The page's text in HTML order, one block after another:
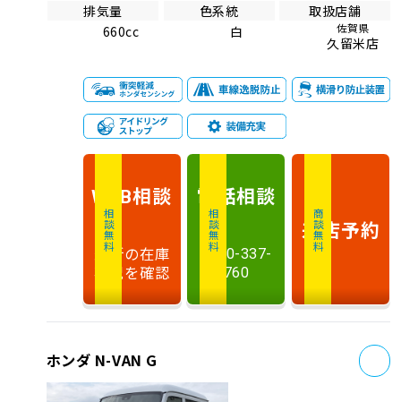
排気量
660cc
色系統
白
取扱店舗
佐賀県
久留米店
相談無料
WEB相談
最新の在庫
状況を確認
相談無料
電話相談
0120-337-
760
商談無料
来店予約
ホンダ N-VAN G